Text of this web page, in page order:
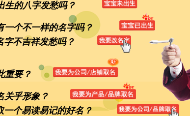
生的八字发愁吗？
一个不一样的名字吗？
字不吉祥发愁吗？
重要？
关乎形象？
一个易读易记的好名？